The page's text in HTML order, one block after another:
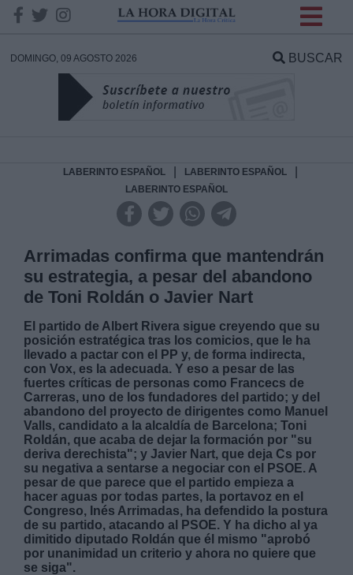
DOMINGO, 09 AGOSTO 2026 BUSCAR
LABERINTO ESPAÑOL LABERINTO ESPAÑOL
LABERINTO ESPAÑOL
Arrimadas confirma que mantendrán
su estrategia, a pesar del abandono
de Toni Roldán o Javier Nart
El partido de Albert Rivera sigue creyendo que su
posición estratégica tras los comicios, que le ha
llevado a pactar con el PP y, de forma indirecta,
con Vox, es la adecuada. Y eso a pesar de las
fuertes críticas de personas como Francecs de
Carreras, uno de los fundadores del partido; y del
abandono del proyecto de dirigentes como Manuel
Valls, candidato a la alcaldía de Barcelona; Toni
Roldán, que acaba de dejar la formación por "su
deriva derechista"; y Javier Nart, que deja Cs por
su negativa a sentarse a negociar con el PSOE. A
pesar de que parece que el partido empieza a
hacer aguas por todas partes, la portavoz en el
Congreso, Inés Arrimadas, ha defendido la postura
de su partido, atacando al PSOE. Y ha dicho al ya
dimitido diputado Roldán que él mismo "aprobó
por unanimidad un criterio y ahora no quiere que
se siga".
DATOS
Responsable:
Destinatarios:
Derechos:
link
Información adicional
link